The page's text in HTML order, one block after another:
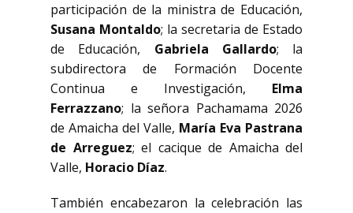
participación de la ministra de Educación,
Susana Montaldo; la secretaria de Estado
de Educación, Gabriela Gallardo; la
subdirectora de Formación Docente
Continua e Investigación, Elma
Ferrazzano; la señora Pachamama 2026
de Amaicha del Valle, María Eva Pastrana
de Arreguez; el cacique de Amaicha del
Valle, Horacio Díaz.
También encabezaron la celebración las